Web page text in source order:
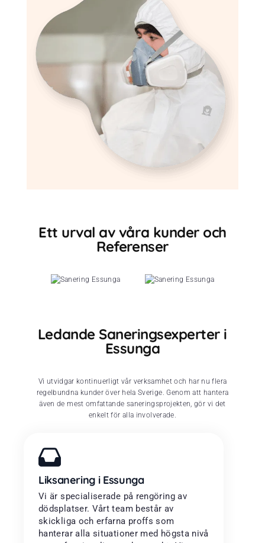
Ett urval av våra kunder och
Referenser
Ledande Saneringsexperter i
Essunga
Vi utvidgar kontinuerligt vår verksamhet och har nu flera
regelbundna kunder över hela Sverige. Genom att hantera
även de mest omfattande saneringsprojekten, gör vi det
enkelt för alla involverade.
Liksanering i Essunga
Vi är specialiserade på rengöring av
dödsplatser. Vårt team består av
skickliga och erfarna proffs som
hanterar alla situationer med högsta nivå